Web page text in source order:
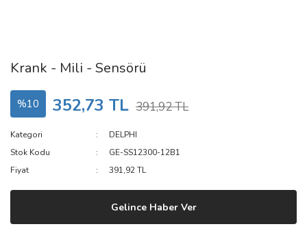
Krank - Mili - Sensörü
%10 352,73 TL 391,92 TL
Kategori
DELPHI
Stok Kodu
GE-SS12300-12B1
Fiyat
391,92 TL
Gelince Haber Ver